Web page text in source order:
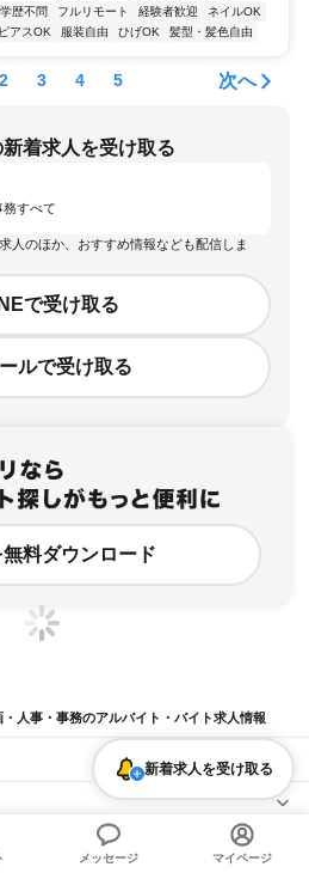
学歴不問 フルリモート 経験者歓迎
ネイルOK
ピアスOK 服装自由 ひげOK 髪型・髪色自由
2 3 4 5 次へ
着求人を受け取る
すべて
人のほか、おすすめ情報なども配信しま
で受け取る
ルで受け取る
料ダウンロード
人事・事務のアルバイト・バイト求人情報
新着求人を受け取る
メッセージ マイページ